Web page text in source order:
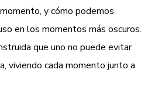
y cómo podemos
en los momentos más oscuros.
que uno no puede evitar
viviendo cada momento junto a